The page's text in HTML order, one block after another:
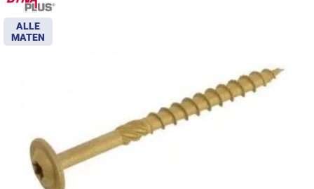
ALLE
MATEN